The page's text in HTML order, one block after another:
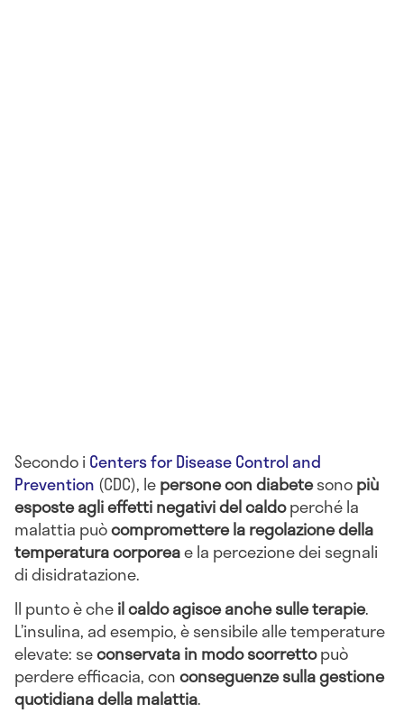
Secondo i Centers for Disease Control and
Prevention (CDC), lepersone con diabetesonopiù
esposte agli effetti negativi del caldoperché la
malattia puòcompromettere la regolazione della
temperatura corporeae la percezione dei segnali
di disidratazione.
Il punto è cheil caldo agisce anche sulle terapie.
L’insulina, ad esempio, è sensibile alle temperature
elevate: seconservata in modo scorrettopuò
perdere efficacia, conconseguenze sulla gestione
quotidiana della malattia.